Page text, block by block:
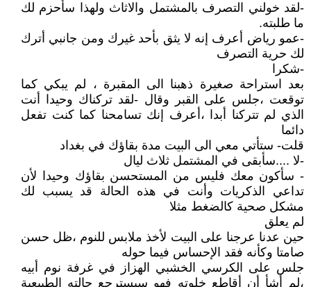
-لقد خولني التصرف بالمشتمل والاثاث ولهذا سأحزم لك
ما طلبته.
-عمو رياض أعرف إنه لا يثق بأحد غيرك ومن جانبي أترك
لك حرية التصرف
-شكرا
بعد استراحة صغيرة ذهبنا الى المقبرة ، لم يبكي كما
توقعت ،جلس على القبر وقال -لقد تركناك وحيدا أنت
الذي لم تتركنا أبدا ،أعرف إنك تسامحنا كما كنت تفعل
دائما
قلت- ستأتي معي الى البيت مدة بقاؤك في بغداد
-لا ....سأبقى في المشتمل ثلاث ليال
- سأكون معك فليس من المستحسن بقاؤك وحيدا لأن
تداعي الذكريات وأنت في هذه الحالة قد يسبب لك
مشكل صحية كالضغط مثلا
لم يعلق
حين عدنا عرجنا على البيت لأخذ ملابس للنوم ،ظل حسن
صامتا وكأنه فقد الإحساس فيما حوله
جلس على الكرسي الخشبي الهزاز في غرفة نوم أبيه
،لم أشأ أن أقاطع خلوته فهو سيسترجع حالته الطبيعية